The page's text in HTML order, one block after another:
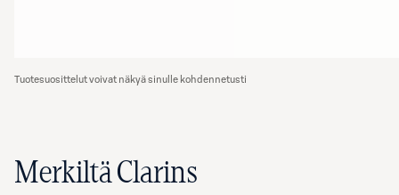
Tuotesuosittelut voivat näkyä sinulle kohdennetusti
Merkiltä Clarins